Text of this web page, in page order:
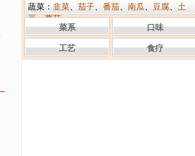
蔬菜： 韭菜 茄子 番茄 南瓜 豆腐
土
豆、蘑菇
咸香、 、麻辣
酸甜
工艺：炒、烧、炸、溜 、炖、拌、烤、多图、
菜系 口味
工艺 食疗